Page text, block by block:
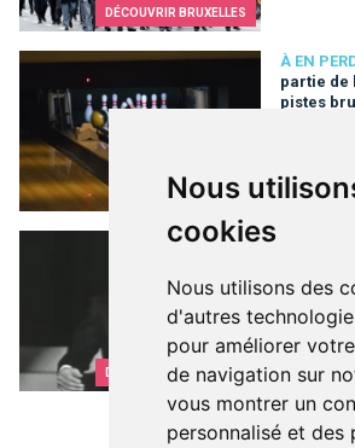
Nous
cookies
Nous utilisons des
d'autres
pour améliorer
de navigation sur
vous montrer un
personnalisé et des
DÉCOUVRIR BRUXELLES
SORTIES & LOISIRS
À EN
partie de
pistes
Une partie de bowling ? Strikez les
DÉCOUVRIR BRUXELLES
Ils chantent Bruxelles